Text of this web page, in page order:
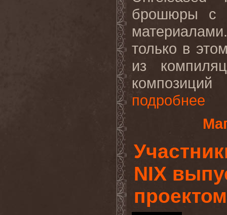
брошюры с
только в
из
подробнее
NIX